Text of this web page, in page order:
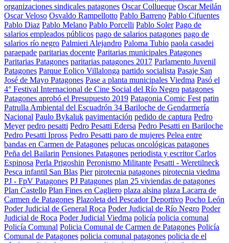
organizaciones sindicales patagones Oscar Collueque Oscar Meilán
Oscar Veloso Osvaldo Rampellotto Pablo Barreno Pablo Cifuentes
Pablo Diaz Pablo Melano Pablo Porcelli Pablo Soler Pago de
salarios empleados públicos pago de salarios patagones pago de
salarios río negro Palmieri Alejandro Paloma Tubio paola casadei
paraepade paritarias docente Paritarias municipales Patagones
Paritarias Patagones paritarias patagones 2017 Parlamento Juvenil
Patagones Parque Eolico Villalonga partido socialista Pasaje San
José de Mayo Patagones Pase a planta municipales Viedma Pasó el
4° Festival Internacional de Cine Social del Río Negro patagones
Patagones aprobó el Presupuesto 2019 Patagonia Comic Fest patin
Patrulla Ambiental del Escuadrón 34 Bariloche de Gendarmería
Nacional Paulo Bykaluk pavimentación pedido de captura Pedro
Meyer pedro pesatti Pedro Pesatti Edersa Pedro Pesatti en Bariloche
Pedro Pesatti Ipross Pedro Pesatti paro de mujeres Pelea entre
bandas en Carmen de Patagones pelucas oncológicas patagones
Peña del Bailarin Pensiones Patagones periodista y escritor Carlos
Espinosa Perla Prigoshin Peronismo Militante Pesatti - Weretilneck
Pesca infantil San Blas Pier pirotecnia patagones pirotecnia viedma
PJ - FpV Patagones PJ Patagones plan 25 viviendas de patagones
Plan Castello Plan Fines en Cagliero plaza alsina plaza Lacarra de
Carmen de Patagones Plazoleta del Pescador Deportivo Pocho León
Poder Judicial de General Roca Poder Judicial de Río Negro Poder
Judicial de Roca Poder Judicial Viedma policía policia comunal
Policía Comunal Policia Comunal de Carmen de Patagones Policía
Comunal de Patagones policia comunal patagones policia de el